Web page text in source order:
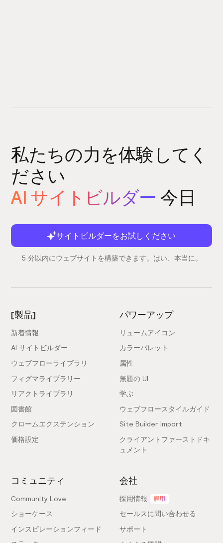
私たちの力を体験してく
ださい
AI サイトビルダー 今日
サイトビルダーをお試しください
5 分以内にウェブサイトを構築できます。はい、本当に。
[製品]
新着情報
AI サイトビルダー
ウェブフローライブラリ
フィグマライブラリー
リアクトライブラリ
図書館
クロームエクステンション
価格設定
パワーアップ
リュームアイコン
カラーパレット
属性
無題の UI
学ぶ
ウェブフロースタイルガイド
Site Builder Import
クライアントファーストドキ
ュメント
コミュニティ
Community Love
ショーケース
インスピレーションフィード
会社
採用情報 雇用!
セールスに問い合わせる
サポート